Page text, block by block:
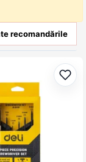
recomandările